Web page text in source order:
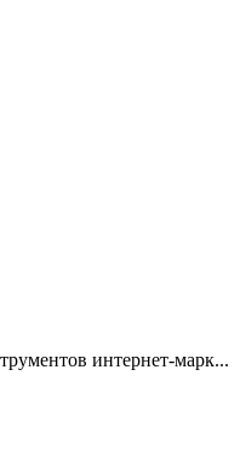
интернет-марк...